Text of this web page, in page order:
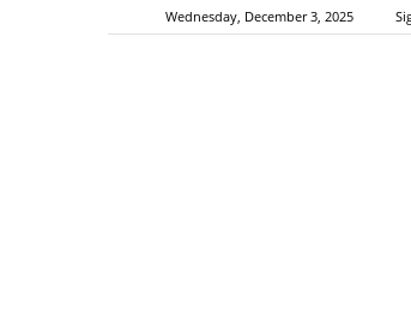
Wednesday, December 3, 2025